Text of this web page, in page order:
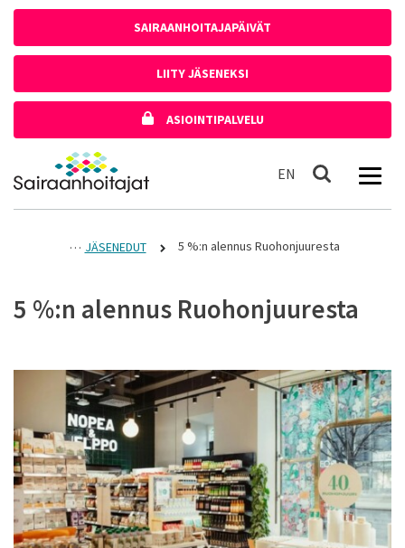
SAIRAANHOITAJAPÄIVÄT
LIITY JÄSENEKSI
ASIOINTIPALVELU
Etusivulle
EN In English
Haku
JÄSENEDUT 5 %:n alennus Ruohonjuuresta
5 %:n alennus Ruohonjuuresta